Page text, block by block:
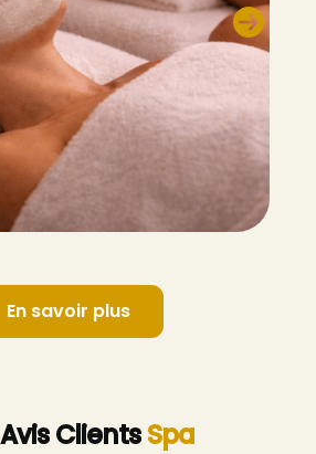
En savoir plus
Avis ClientsSpa